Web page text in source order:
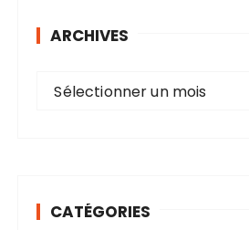
ARCHIVES
e
Sélectionner un mois
CATÉGORIES